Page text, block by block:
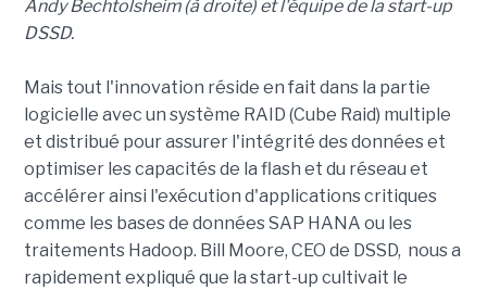
Andy Bechtolsheim (à droite) et l'équipe de la start-up
DSSD.
Mais tout l'innovation réside en fait dans la partie
logicielle avec un système RAID (Cube Raid) multiple
et distribué pour assurer l'intégrité des données et
optimiser les capacités de la flash et du réseau et
accélérer ainsi l'exécution d'applications critiques
comme les bases de données SAP HANA ou les
traitements Hadoop. Bill Moore, CEO de DSSD, nous a
rapidement expliqué que la start-up cultivait le